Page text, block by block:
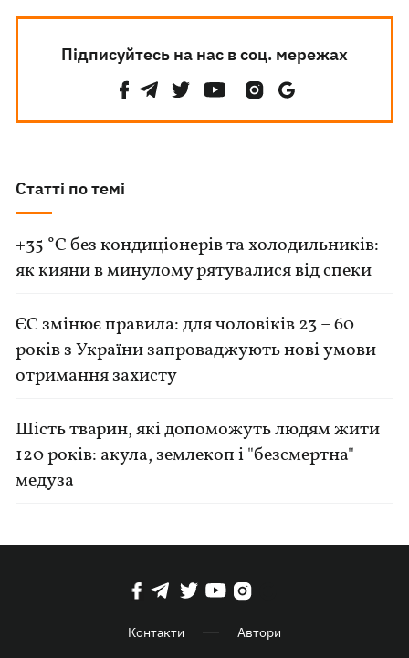
Підписуйтесь на нас в соц. мережах
Статті по темі
+35 °C без кондиціонерів та холодильників:
як кияни в минулому рятувалися від спеки
ЄС змінює правила: для чоловіків 23 – 60
років з України запроваджують нові умови
отримання захисту
Шість тварин, які допоможуть людям жити
120 років: акула, землекоп і "безсмертна"
медуза
Контакти Автори